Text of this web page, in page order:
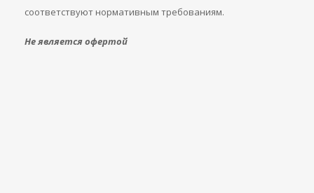
соответствуют нормативным требованиям.
Не является офертой